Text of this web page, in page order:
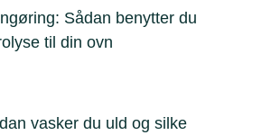
Sådan benytter du
til din ovn
vasker du uld og silke